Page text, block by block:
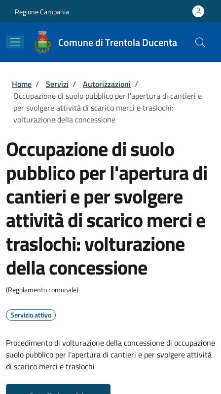
Regione Campania
Comune di Trentola Ducenta
Briciole di pane
Home / Servizi / Autorizzazioni /
Occupazione di suolo pubblico per l'apertura di cantieri e
per svolgere attività di scarico merci e traslochi:
volturazione della concessione
Occupazione di suolo
pubblico per l'apertura di
cantieri e per svolgere
attività di scarico merci e
traslochi: volturazione
della concessione
(Regolamento comunale)
Servizio attivo
Procedimento di volturazione della concessione di occupazione
suolo pubblico per l'apertura di cantieri e per svolgere attività
di scarico merci e traslochi